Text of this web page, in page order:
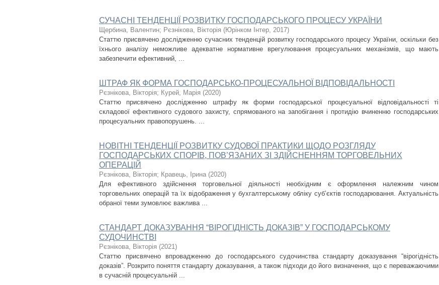
СУЧАСНІ ТЕНДЕНЦІЇ РОЗВИТКУ ГОСПОДАРСЬКОГО ПРОЦЕСУ УКРАЇНИ
Щербина, Валентин; Рєзнікова, Вікторія (Юрінком Інтер, 2017)
Статтю присвячено дослідженню сучасних тенденцій розвитку господарського процесу України, оскільки без
їхнього аналізу неможливе адекватне нормативне врегулювання процесуальних механізмів, що мають
забезпечити ефективний, ...
ШТРАФ ЯК ФОРМА ГОСПОДАРСЬКО-ПРОЦЕСУАЛЬНОЇ ВІДПОВІДАЛЬНОСТІ
Рєзнікова, Вікторія; Курей, Марія (2020)
Статтю присвячено дослідженню штрафу як форми господарської процесуальної відповідальності ті
складової ефективного судового захисту, спрямованого на запобігання і протидію вчиненню господарських
процесуальних правопорушень. ...
НОВІТНІ ТЕНДЕНЦІЇ РОЗВИТКУ СУДОВОЇ ПРАКТИКИ ЩОДО РОЗГЛЯДУ
ГОСПОДАРСЬКИХ СПОРІВ, ПОВ’ЯЗАНИХ ЗІ ЗДІЙСНЕННЯМ ТОРГОВЕЛЬНИХ
ОПЕРАЦІЙ
Рєзнікова, Вікторія; Кравець, Ірина (2020)
Для ефективного здійснення торговельної діяльності необхідним є оформлення належним чином
торговельних операцій та їх відображення у бухгалтерському обліку суб’єктів господарювання. Актуальність
обраної теми зумовлює важлива ...
СТАНДАРТ ДОКАЗУВАННЯ “ВІРОГІДНІСТЬ ДОКАЗІВ” У ГОСПОДАРСЬКОМУ
СУДОЧИНСТВІ
Рєзнікова, Вікторія (2021)
Статтю присвячено впровадженню до господарського судочинства стандарту доказування “вірогідність
доказів”. Розкрито поняття стандарту доказування, а також підходи до його визначення, що є переважаючими
в сучасній процесуальній ...